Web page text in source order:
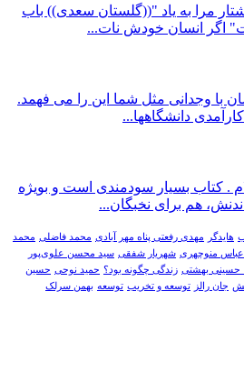
مرا به یاد "((گلستان سعدی)) باب
اگر انسان خودش نات...
با وجدانی مثل شما این را می فهمد.
دانشگاهها...
. کتاب بسیار سودمندی است و بویژه
هم برای نخبگان...
هایدگر مهدی رفعتی پناه مهر آبادی محمد فاضلی محمد
عباس منوچهری شهریار شفقی سید محسن علوی‌پور
حسینی بهشتی زندگی چگونه بود؟ حمید نوحی حسین
جان رالز توسعه و تخریب توسعه بهمن سرلک